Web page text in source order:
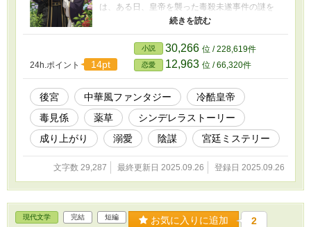
は、ある日、皇帝を襲った毒殺未遂事件の謎を
解き明かす。 その類まれな才覚を見出したの
えん）。彼は鈴蘭を側仕えとして傍に置くが、
その仮面の下には、深い孤独と癒やされぬ痛み
を隠していた。鈴蘭が調合する薬草茶の香りだ
けが、彼の心を解きほぐしていく。 誰にも心を
開かなかった皇帝と、植物としか心を通わせな
かった女官。二つの孤独な魂は、いつしか互い
を唯一無二の存在として求め合うようになる。
しかし、皇帝の寵愛は、きらびやかな後宮に渦
巻く嫉妬と陰謀の格好の的となる。次々と襲い
来る危機に、鈴蘭は植物の知識という武器で立
ち向かう。 これは、一人の健気な女官が、その
知恵と真心で巨大な陰謀を暴き、冷たい氷で覆
われた皇帝の心を溶かし、国の運命さえも変え
ていく、愛と再生の物語。
24h.ポイント 14pt
小説 30,266 位 / 228,619件
恋愛 12,963 位 / 66,320件
後宮 中華風ファンタジー
冷酷皇帝
毒見係
薬草
シンデレラストーリー
成り上がり
溺愛 陰謀 宮廷ミステリー
文字数 29,287 最終更新日 2025.09.26 登録日 2025.09.26
現代文学 完結 短編 お気に入りに追加 2